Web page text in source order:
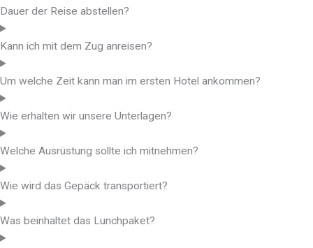
Dauer der Reise abstellen?
Kann ich mit dem Zug anreisen?
Um welche Zeit kann man im ersten Hotel ankommen?
Wie erhalten wir unsere Unterlagen?
Welche Ausrüstung sollte ich mitnehmen?
Wie wird das Gepäck transportiert?
Was beinhaltet das Lunchpaket?